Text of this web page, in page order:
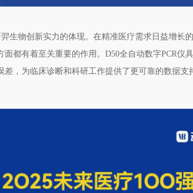
生物创新实力的体现。在精准医疗需求日益增长
都有着至关重要的作用。D50全自动数字PCR
，为临床诊断和科研工作提供了更可靠的数据支